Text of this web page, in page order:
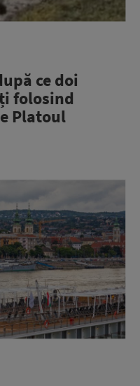
ce doi
folosind
Platoul